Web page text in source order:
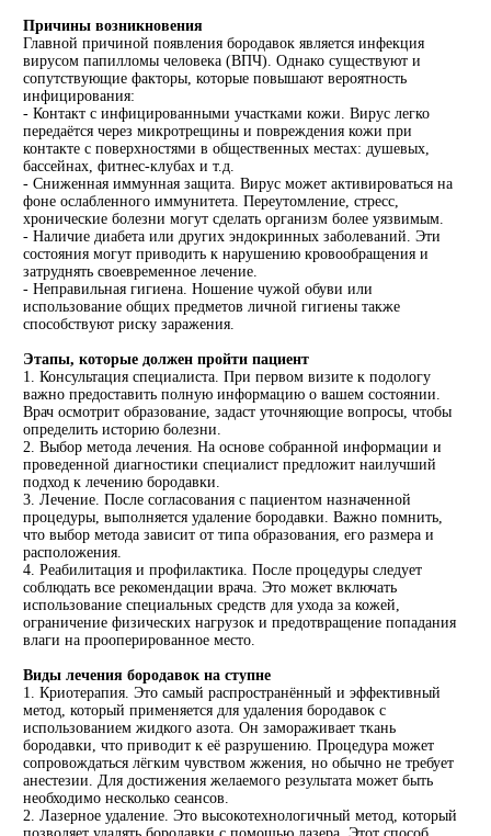
Причины возникновения
Главной причиной появления бородавок является инфекция
вирусом папилломы человека (ВПЧ). Однако существуют и
сопутствующие факторы, которые повышают вероятность
инфицирования:
- Контакт с инфицированными участками кожи. Вирус легко
передаётся через микротрещины и повреждения кожи при
контакте с поверхностями в общественных местах: душевых,
бассейнах, фитнес-клубах и т.д.
- Сниженная иммунная защита. Вирус может активироваться на
фоне ослабленного иммунитета. Переутомление, стресс,
хронические болезни могут сделать организм более уязвимым.
- Наличие диабета или других эндокринных заболеваний. Эти
состояния могут приводить к нарушению кровообращения и
затруднять своевременное лечение.
- Неправильная гигиена. Ношение чужой обуви или
использование общих предметов личной гигиены также
способствуют риску заражения.
Этапы, которые должен пройти пациент
1. Консультация специалиста. При первом визите к подологу
важно предоставить полную информацию о вашем состоянии.
Врач осмотрит образование, задаст уточняющие вопросы, чтобы
определить историю болезни.
2. Выбор метода лечения. На основе собранной информации и
проведенной диагностики специалист предложит наилучший
подход к лечению бородавки.
3. Лечение. После согласования с пациентом назначенной
процедуры, выполняется удаление бородавки. Важно помнить,
что выбор метода зависит от типа образования, его размера и
расположения.
4. Реабилитация и профилактика. После процедуры следует
соблюдать все рекомендации врача. Это может включать
использование специальных средств для ухода за кожей,
ограничение физических нагрузок и предотвращение попадания
влаги на прооперированное место.
Виды лечения бородавок на ступне
1. Криотерапия. Это самый распространённый и эффективный
метод, который применяется для удаления бородавок с
использованием жидкого азота. Он замораживает ткань
бородавки, что приводит к её разрушению. Процедура может
сопровождаться лёгким чувством жжения, но обычно не требует
анестезии. Для достижения желаемого результата может быть
необходимо несколько сеансов.
2. Лазерное удаление. Это высокотехнологичный метод, который